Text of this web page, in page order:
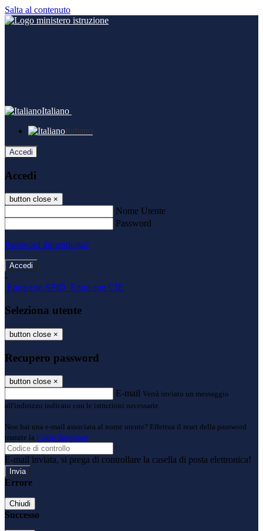
Salta al contenuto
Italiano
Italiano
Accedi
Accedi
button close ×
Nome Utente
Password
Password dimenticata?
-
Entra con SPID Entra con CIE
Seleziona utente
button close ×
Recupero password
button close ×
E-mail Verrà inviato un messaggio
all'indirizzo indicato con le istruzioni necessarie.
Non hai una e-mail associata al nome utente? Effettua il reset della password
tramite la Login Spaggiari
E-mail inviata, si prega di controllare la casella di posta elettronica!
Errore
Chiudi
Successo